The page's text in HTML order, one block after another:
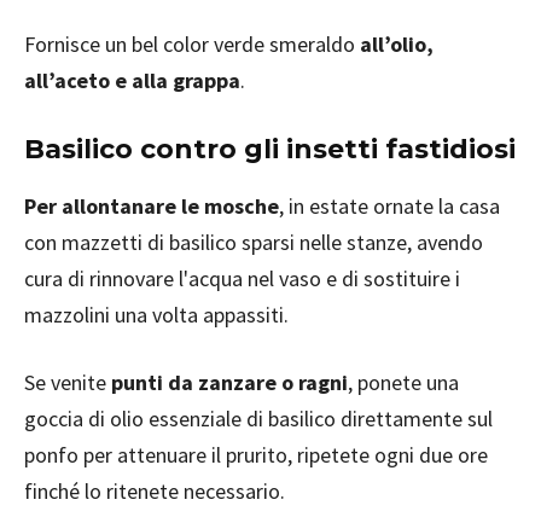
Fornisce un bel color verde smeraldo all’olio,
all’aceto e alla grappa.
Basilico contro gli insetti fastidiosi
Per allontanare le mosche, in estate ornate la casa
con mazzetti di basilico sparsi nelle stanze, avendo
cura di rinnovare l'acqua nel vaso e di sostituire i
mazzolini una volta appassiti.
Se venite punti da zanzare o ragni, ponete una
goccia di olio essenziale di basilico direttamente sul
ponfo per attenuare il prurito, ripetete ogni due ore
finché lo ritenete necessario.